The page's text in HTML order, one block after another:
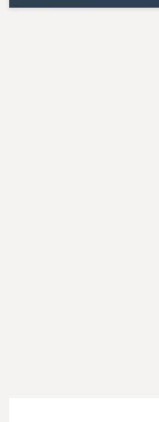
Bahasa Malaysia